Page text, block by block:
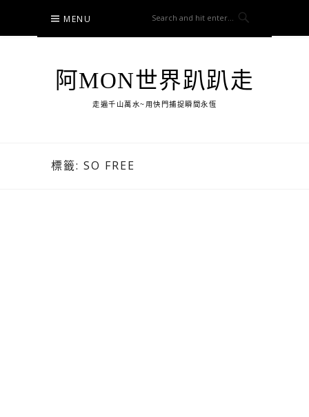
content
MENU
阿MON世界趴趴走
走遍千山萬水~用快門捕捉瞬間永恆
標籤: SO FREE